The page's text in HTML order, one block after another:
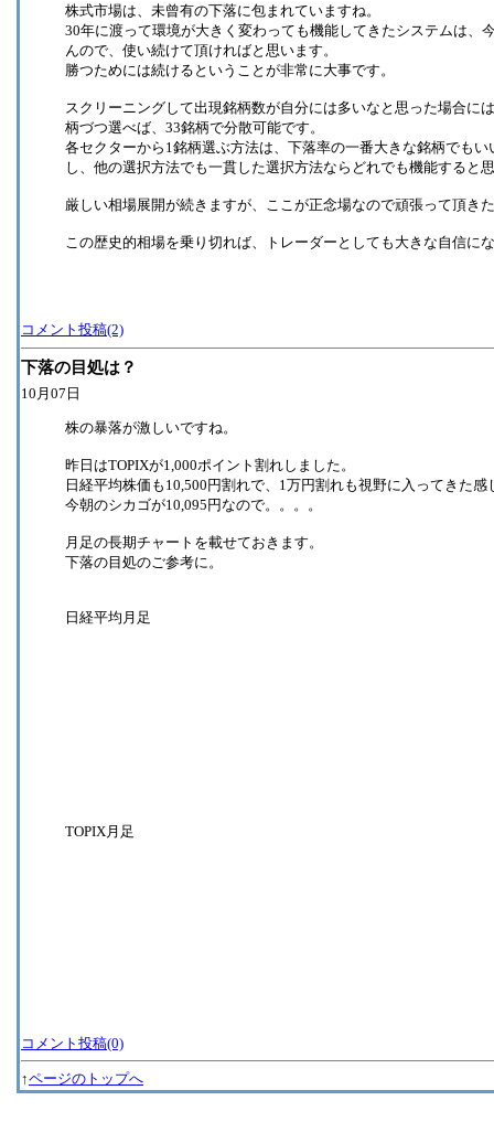
株式市場は、未曾有の下落に包まれていますね。
30年に渡って環境が大きく変わっても機能してきたシステムは、
んので、使い続けて頂ければと思います。
勝つためには続けるということが非常に大事です。
スクリーニングして出現銘柄数が自分には多いなと思った場合に
柄づつ選べば、33銘柄で分散可能です。
各セクターから1銘柄選ぶ方法は、下落率の一番大きな銘柄でも
し、他の選択方法でも一貫した選択方法ならどれでも機能すると
厳しい相場展開が続きますが、ここが正念場なので頑張って頂き
この歴史的相場を乗り切れば、トレーダーとしても大きな自信に
コメント投稿(2)
下落の目処は？
10月07日
株の暴落が激しいですね。
昨日はTOPIXが1,000ポイント割れしました。
日経平均株価も10,500円割れで、1万円割れも視野に入ってきた感
今朝のシカゴが10,095円なので。。。。
月足の長期チャートを載せておきます。
下落の目処のご参考に。
日経平均月足
TOPIX月足
コメント投稿(0)
↑ページのトップへ